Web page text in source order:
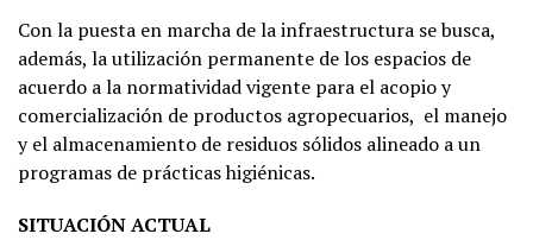
Con la puesta en marcha de la infraestructura se busca,
además, la utilización permanente de los espacios de
acuerdo a la normatividad vigente para el acopio y
comercialización de productos agropecuarios, el manejo
y el almacenamiento de residuos sólidos alineado a un
programas de prácticas higiénicas.
SITUACIÓN ACTUAL